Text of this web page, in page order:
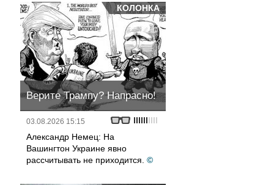
КОЛОНКА
Верите Трампу? Напрасно!
03.08.2026 15:15
Александр Немец: На
Вашингтон Украине явно
рассчитывать не приходится. ©